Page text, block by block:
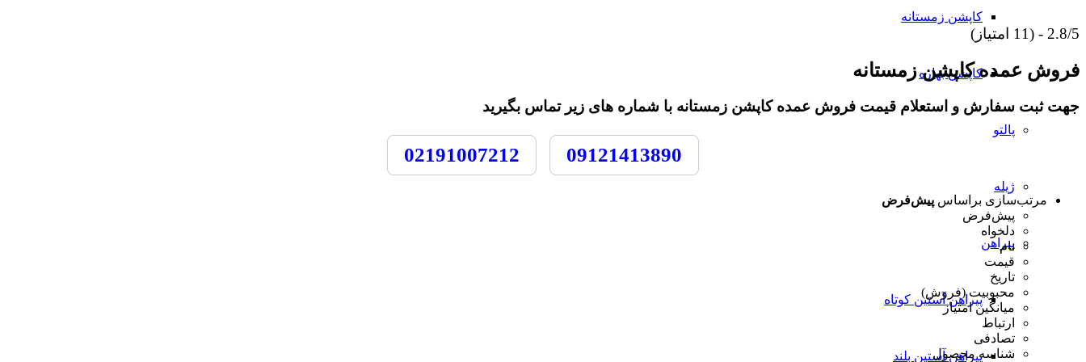
کاپشن زمستانه
کاپشن بهاره
پالتو
ژیله
پیراهن
پیراهن آستین کوتاه
پیراهن آستین بلند
2.8/5 - (11 امتیاز)
فروش عمده کاپشن زمستانه
جهت ثبت سفارش و استعلام قیمت فروش عمده کاپشن زمستانه با شماره های زیر تماس بگیرید
09121413890
02191007212
مرتب‌سازی براساس پیش‌فرض
پیش‌فرض
دلخواه
نام
قیمت
تاریخ
محبوبیت (فروش)
میانگین امتیاز
ارتباط
تصادفی
شناسه محصول